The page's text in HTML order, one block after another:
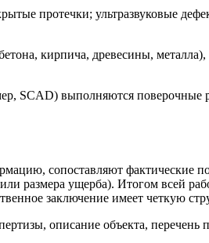
протечки; ультразвуковые
кирпича, древесины,
SCAD) выполняются
сопоставляют
размера ущерба). Итогом всей
заключение имеет четкую
описание объекта, перечень